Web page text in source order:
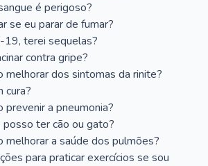
é perigoso?
se eu parar de fumar?
19, terei sequelas?
contra gripe?
melhorar dos sintomas da rinite?
cura?
prevenir a pneumonia?
posso ter cão ou gato?
melhorar a saúde dos pulmões?
para praticar exercícios se sou